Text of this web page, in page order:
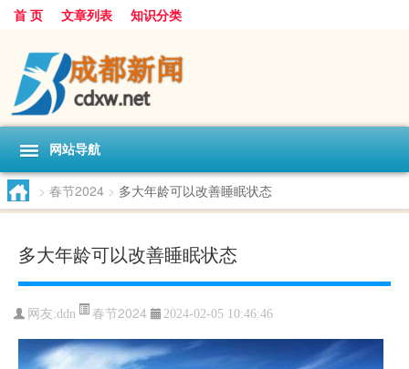
首 页 文章列表 知识分类
网站导航
> 春节2024 > 多大年龄可以改善睡眠状态
多大年龄可以改善睡眠状态
网友:ddn 春节2024 2024-02-05 10:46:46